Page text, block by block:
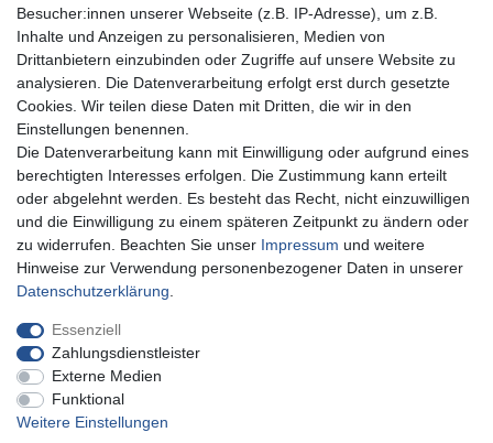
Gebrauchtlicht
CardanLight Europe
FORTIMO LEDs
LED-RETROSHOP
MeinUSB
Impressum
Barrierefreiheitserklärung
Vertrag widerrufen
Besucher:innen unserer Webseite (z.B. IP-Adresse), um z.B.
Inhalte und Anzeigen zu personalisieren, Medien von
Drittanbietern einzubinden oder Zugriffe auf unsere Website zu
analysieren. Die Datenverarbeitung erfolgt erst durch gesetzte
Cookies. Wir teilen diese Daten mit Dritten, die wir in den
Einstellungen benennen.
Die Datenverarbeitung kann mit Einwilligung oder aufgrund eines
berechtigten Interesses erfolgen. Die Zustimmung kann erteilt
oder abgelehnt werden. Es besteht das Recht, nicht einzuwilligen
und die Einwilligung zu einem späteren Zeitpunkt zu ändern oder
zu widerrufen. Beachten Sie unser Impressum und weitere
Hinweise zur Verwendung personenbezogener Daten in unserer
Daten­schutz­erklärung
Essenziell
Zahlungsdienstleister
Externe Medien
Funktional
Weitere Einstellungen